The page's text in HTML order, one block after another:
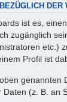
DER
ist es,
zugänglich
etc.)
Profil ist
genannten
Daten (z. B. an